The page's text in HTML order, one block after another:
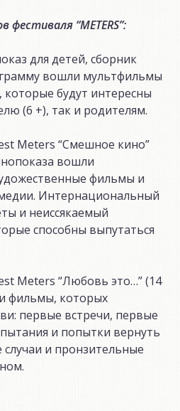
фестиваля “METERS”:
для детей, сборник
вошли мультфильмы
которые будут интересны
(6 +), так и родителям.
Meters “Смешное кино”
вошли
фильмы и
Интернациональный
и неиссякаемый
способны выпутаться
Meters “Любовь это…” (14
фильмы, которых
первые встречи, первые
и попытки вернуть
и пронзительные